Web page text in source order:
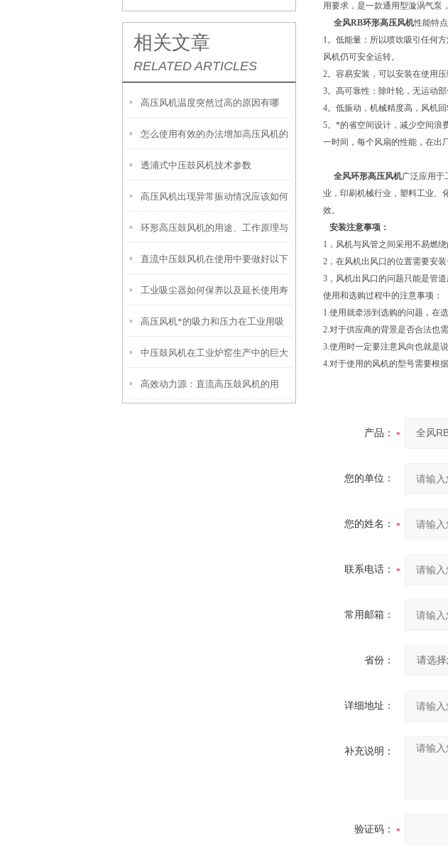
相关文章
RELATED ARTICLES
高压风机温度突然过高的原因有哪
些？
怎么使用有效的办法增加高压风机的
使用寿命
透浦式中压鼓风机技术参数
高压风机出现异常振动情况应该如何
处理？
环形高压鼓风机的用途、工作原理与
使用注意事项
直流中压鼓风机在使用中要做好以下
五个检查细节
工业吸尘器如何保养以及延长使用寿
命
高压风机*的吸力和压力在工业用吸
尘器上的运用
中压鼓风机在工业炉窑生产中的巨大
作用
高效动力源：直流高压鼓风机的用
用要求，是一款通用型漩涡气泵
全风RB环形高压风机性能特点
1。低能量：所以喷吹吸引任何
风机仍可安全运转。
2。容易安装，可以安装在使用
3。高可靠性：除叶轮，无运动
4。低振动，机械精度高，风机
5。*的省空间设计，减少空间浪
一时间，每个风扇的性能，在出
全风环形高压风机广泛应用于
业，印刷机械行业，塑料工业、
效。
安装注意事项：
1，风机与风管之间采用不易燃
2，在风机出风口的位置需要安
3，风机出风口的问题只能是管道
使用和选购过程中的注意事项：
1.使用就牵涉到选购的问题，在
2.对于供应商的背景是否合法也
3.使用时一定要注意风向也就是
4.对于使用的风机的型号需要根
产品：
您的单位：
您的姓名：
联系电话：
常用邮箱：
省份：
详细地址：
补充说明：
验证码：